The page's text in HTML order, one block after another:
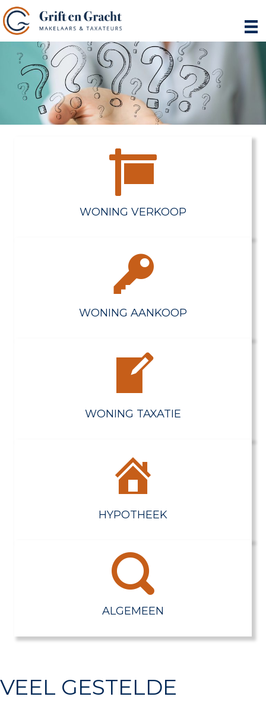
WONING VERKOOP
WONING AANKOOP
WONING TAXATIE
HYPOTHEEK
ALGEMEEN
VEEL GESTELDE